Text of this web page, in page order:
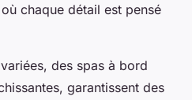
chaque détail est pensé
variées, des spas à bord
garantissent des